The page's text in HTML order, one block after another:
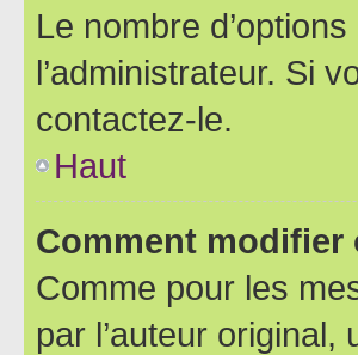
Le nombre
l’administrateur. Si
contactez-le.
Haut
Comment
Comme pour les
par l’auteur